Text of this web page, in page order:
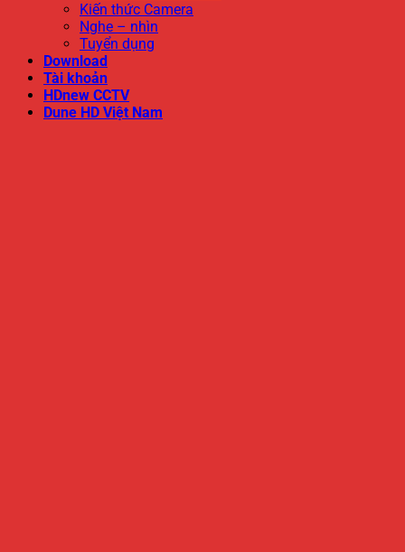
Kiến thức Camera
Nghe – nhìn
Tuyển dụng
Download
Tài khoản
HDnew CCTV
Dune HD Việt Nam